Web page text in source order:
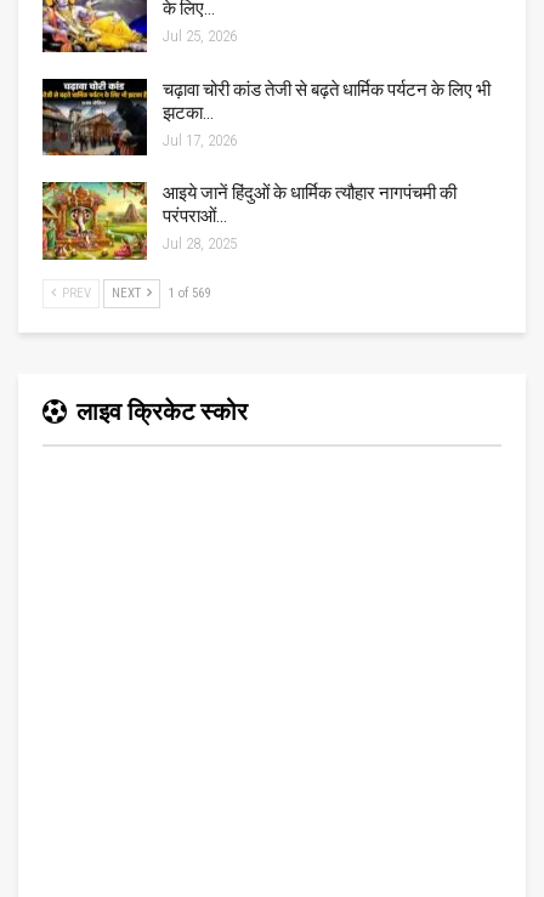
के लिए…
Jul 25, 2026
चढ़ावा चोरी कांड तेजी से बढ़ते धार्मिक पर्यटन के लिए भी
झटका…
Jul 17, 2026
आइये जानें हिंदुओं के धार्मिक त्यौहार नागपंचमी की
परंपराओं…
Jul 28, 2025
PREV NEXT 1 of 569
लाइव क्रिकेट स्कोर